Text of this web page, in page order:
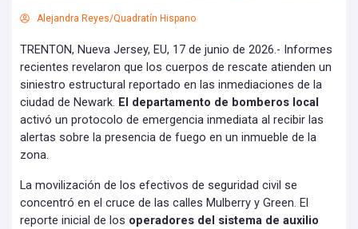
Alejandra Reyes/Quadratín Hispano
TRENTON, Nueva Jersey, EU, 17 de junio de 2026.- Informes
recientes revelaron que los cuerpos de rescate atienden un
siniestro estructural reportado en las inmediaciones de la
ciudad de Newark. El departamento de bomberos local
activó un protocolo de emergencia inmediata al recibir las
alertas sobre la presencia de fuego en un inmueble de la
zona.
La movilización de los efectivos de seguridad civil se
concentró en el cruce de las calles Mulberry y Green. El
reporte inicial de los operadores del sistema de auxilio